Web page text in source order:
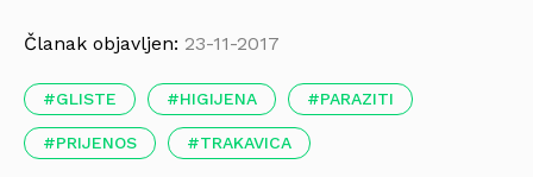
Članak objavljen: 23-11-2017
GLISTE HIGIJENA PARAZITI
PRIJENOS TRAKAVICA